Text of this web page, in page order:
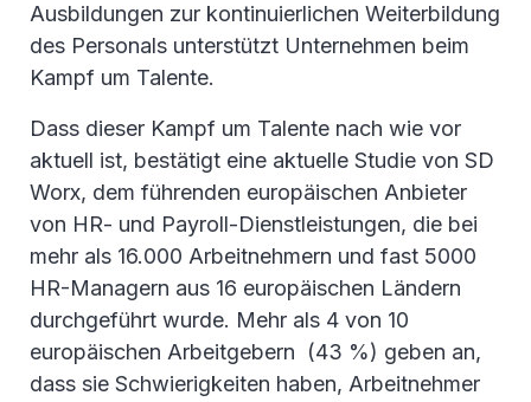
Ausbildungen zur kontinuierlichen Weiterbildung
des Personals unterstützt Unternehmen beim
Kampf um Talente.
Dass dieser Kampf um Talente nach wie vor
aktuell ist, bestätigt eine aktuelle Studie von SD
Worx, dem führenden europäischen Anbieter
von HR- und Payroll-Dienstleistungen, die bei
mehr als 16.000 Arbeitnehmern und fast 5000
HR-Managern aus 16 europäischen Ländern
durchgeführt wurde. Mehr als 4 von 10
europäischen Arbeitgebern (43 %) geben an,
dass sie Schwierigkeiten haben, Arbeitnehmer